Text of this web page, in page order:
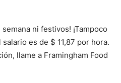
ni festivos! ¡Tampoco
es de $ 11,87 por hora.
llame a Framingham Food